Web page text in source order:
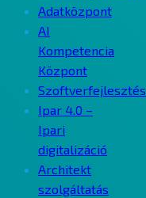
Adatközpont
AI
Kompetencia
Központ
Szoftverfejlesztés
Ipar 4.0 –
Ipari
digitalizáció
Architekt
szolgáltatás